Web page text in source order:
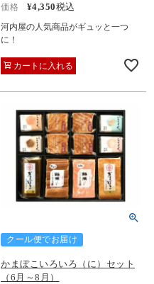
価格 ¥4,350税込
河内屋の人気商品がギュッと一つ
に！
カートに入れる
クール便でお届け
かまぼこいろいろ（に）セット
（6月～8月）